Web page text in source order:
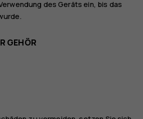
des Geräts ein, bis das
GEHÖR